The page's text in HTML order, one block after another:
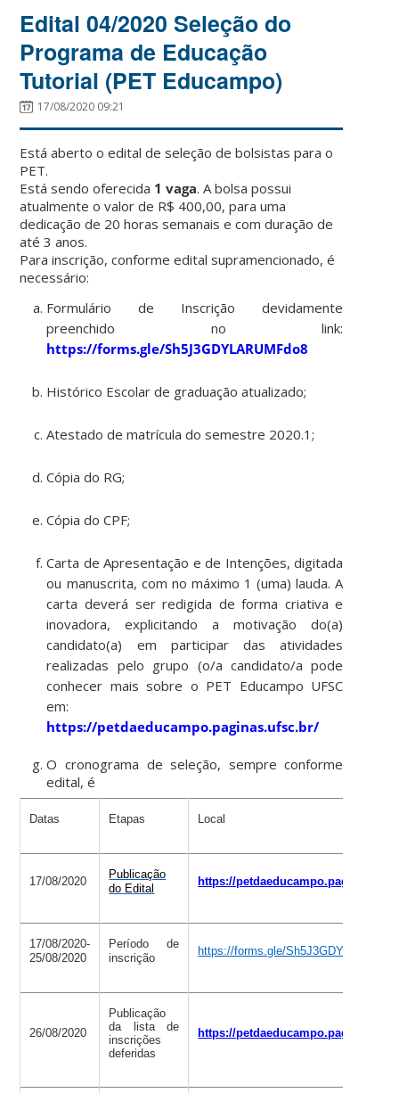
Edital 04/2020 Seleção do
Programa de Educação
Tutorial (PET Educampo)
17/08/2020 09:21
Está aberto oedital de seleção de bolsistas para o
PET.
Está sendo oferecida 1 vaga. A bolsa possui
atualmente o valor de R$ 400,00, para uma
dedicação de 20 horas semanais e com duração de
até 3 anos.
Para inscrição, conformeedital supramencionado, é
necessário:
Formulário de Inscrição devidamente
preenchido no link:
https://forms.gle/Sh5J3GDYLARUMFdo8
Histórico Escolar de graduação atualizado;
Atestado de matrícula do semestre 2020.1;
Cópia do RG;
Cópia do CPF;
Carta de Apresentação e de Intenções, digitada
ou manuscrita, com no máximo 1 (uma) lauda. A
carta deverá ser redigida de forma criativa e
inovadora, explicitando a motivação do(a)
candidato(a) em participar das atividades
realizadas pelo grupo (o/a candidato/a pode
conhecer mais sobre o PET Educampo UFSC
em:
https://petdaeducampo.paginas.ufsc.br/
O cronograma de seleção, sempre conforme
edital, é
Datas Etapas Local
17/08/2020
Publicação
do Edital
https://
17/08/2020-
25/08/2020
Período de
inscrição
https://forms.gle/
26/08/2020
Publicação
da lista de
inscrições
deferidas
https://